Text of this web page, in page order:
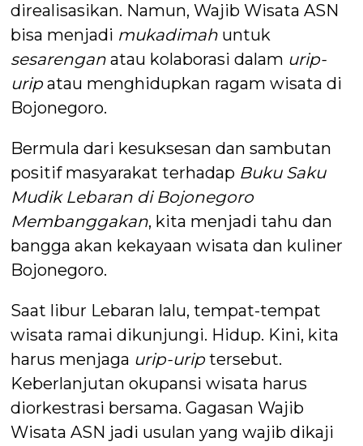
direalisasikan. Namun, Wajib Wisata ASN
bisa menjadi mukadimah untuk
sesarengan atau kolaborasi dalam urip-
uripatau menghidupkan ragam wisata di
Bojonegoro.
Bermula dari kesuksesan dan sambutan
positif masyarakat terhadap Buku Saku
Mudik Lebaran di Bojonegoro
Membanggakan, kita menjadi tahu dan
bangga akan kekayaan wisata dan kuliner
Bojonegoro.
Saat libur Lebaran lalu, tempat-tempat
wisata ramai dikunjungi. Hidup. Kini, kita
harus menjaga urip-uriptersebut.
Keberlanjutan okupansi wisata harus
diorkestrasi bersama. Gagasan Wajib
Wisata ASN jadi usulan yang wajib dikaji